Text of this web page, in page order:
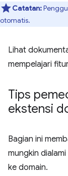
Catatan:
otomatis.
Lihat
mempelajari
Tips
ekstensi
Bagian ini
mungkin
ke domain.